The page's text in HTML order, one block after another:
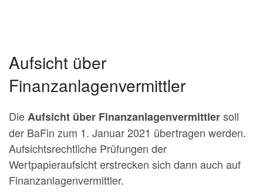
Aufsicht über
Finanzanlagenvermittler
DieAufsicht über Finanzanlagenvermittlersoll
der BaFin zum 1. Januar 2021 übertragen werden.
Aufsichtsrechtliche Prüfungen der
Wertpapieraufsicht erstrecken sich dann auch auf
Finanzanlagenvermittler.